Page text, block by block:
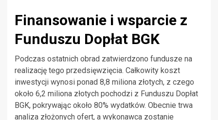
Finansowanie i wsparcie z
Funduszu Dopłat BGK
Podczas ostatnich obrad zatwierdzono fundusze na
realizację tego przedsięwzięcia. Całkowity koszt
inwestycji wynosi ponad 8,8 miliona złotych, z czego
około 6,2 miliona złotych pochodzi z Funduszu Dopłat
BGK, pokrywając około 80% wydatków. Obecnie trwa
analiza złożonych ofert, a wykonawca zostanie